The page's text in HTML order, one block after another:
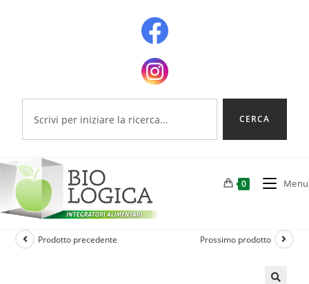
CERCA
0 Menu
Prodotto precedente Prossimo prodotto